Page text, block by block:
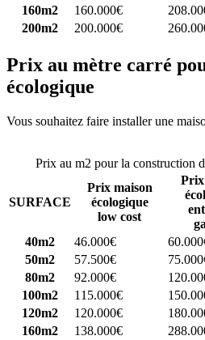
160m2
160.000€
200m2
200.000€
Prix au mètre carré
écologique
Vous souhaitez faire installer une
Prix au m2 pour la construction
SURFACE
Prix maison
écologique
low cost
Prix
40m2
46.000€
50m2
57.500€
80m2
92.000€
100m2
115.000€
120m2
120.000€
160m2
138.000€